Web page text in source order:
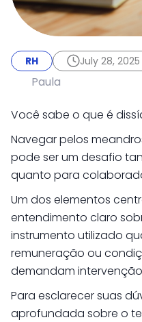
Dissídio
explicado
Entenda
RH July 28, 2025
Paula
Você sabe o que é
Navegar pelos
pode ser um desafio
quanto para
Um dos elementos
entendimento claro
instrumento utilizado
remuneração ou
demandam
Para esclarecer suas
aprofundada sobre o